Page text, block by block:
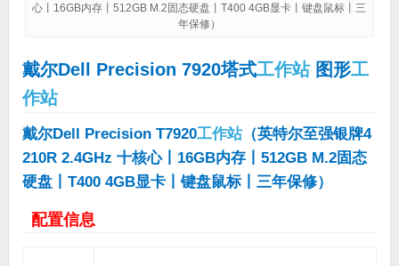
心丨16GB内存丨512GB M.2固态硬盘丨T400 4GB显卡丨键盘鼠标丨三
年保修）
戴尔Dell Precision 7920塔式工作站图形工
作站
戴尔Dell Precision T7920工作站（英特尔至强银牌4
210R 2.4GHz 十核心丨16GB内存丨512GB M.2固态
硬盘丨T400 4GB显卡丨键盘鼠标丨三年保修）
配置信息